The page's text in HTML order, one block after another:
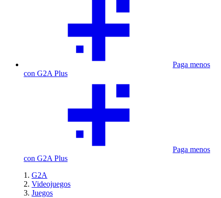
Paga menos
con G2A Plus
Paga menos
con G2A Plus
G2A
Videojuegos
Juegos